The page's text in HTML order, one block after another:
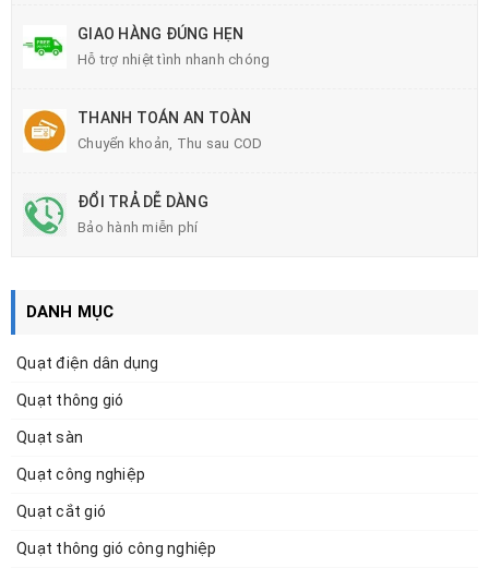
GIAO HÀNG ĐÚNG HẸN
Hỗ trợ nhiệt tình nhanh chóng
THANH TOÁN AN TOÀN
Chuyển khoản, Thu sau COD
ĐỔI TRẢ DỄ DÀNG
Bảo hành miễn phí
DANH MỤC
Quạt điện dân dụng
Quạt thông gió
Quạt sàn
Quạt công nghiệp
Quạt cắt gió
Quạt thông gió công nghiệp